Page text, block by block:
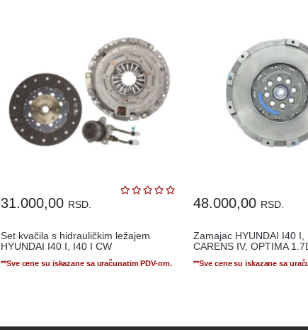
31.000,00 RSD.
Set kvačila s hidrauličkim ležajem
HYUNDAI I40 I, I40 I CW
**Sve cene su iskazane sa uračunatim PDV-om.
48.000,00 RSD.
Zamajac HYUNDAI I40 I,
CARENS IV, OPTIMA
**Sve cene su iskazane sa